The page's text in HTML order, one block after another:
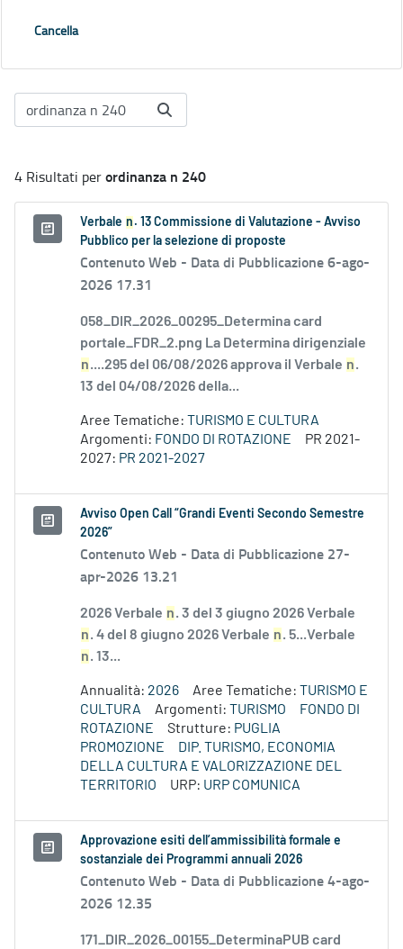
Cancella
4 Risultati perordinanza n 240
Verbale n . 13 Commissione di Valutazione - Avviso
Pubblico per la selezione di proposte
Contenuto Web - Data di Pubblicazione 6-ago-
2026 17.31
058_DIR_2026_00295_Determina card
portale_FDR_2.png La Determina dirigenziale
n....295 del 06/08/2026 approva il Verbale n.
13 del 04/08/2026 della...
Aree Tematiche: TURISMO E CULTURA
Argomenti: FONDO DI ROTAZIONE
PR 2021-
2027: PR 2021-2027
Avviso Open Call “Grandi Eventi Secondo Semestre
2026”
Contenuto Web - Data di Pubblicazione 27-
apr-2026 13.21
2026 Verbale n. 3 del 3 giugno 2026 Verbale
n. 4 del 8 giugno 2026 Verbale n. 5...Verbale
n. 13...
Annualità: 2026 Aree Tematiche: TURISMO E
CULTURA
Argomenti: TURISMO
FONDO DI
ROTAZIONE
Strutture: PUGLIA
PROMOZIONE
DIP. TURISMO, ECONOMIA
DELLA CULTURA E VALORIZZAZIONE DEL
TERRITORIO
URP: URP COMUNICA
Approvazione esiti dell’ammissibilità formale e
sostanziale dei Programmi annuali 2026
Contenuto Web - Data di Pubblicazione 4-ago-
2026 12.35
171_DIR_2026_00155_DeterminaPUB card